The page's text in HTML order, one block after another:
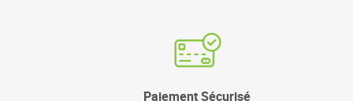
Paiement Sécurisé